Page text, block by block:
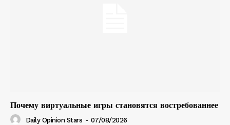
Почему виртуальные игры становятся востребованнее
Daily Opinion Stars - 07/08/2026